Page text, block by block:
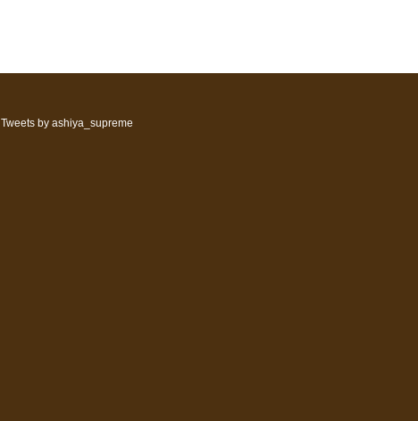
Tweets by ashiya_supreme